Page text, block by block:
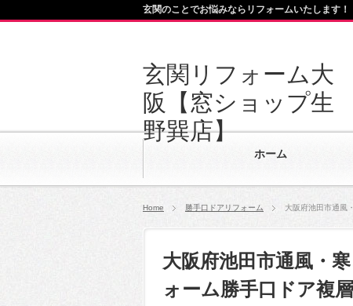
玄関リフォーム大
阪【窓ショップ生
野巽店】
ホーム
玄関のことでお悩みならリフォームいたします！
Home 勝手口ドアリフォーム 大阪府池田市通風
大阪府池田市通風・
ォーム勝手口ドア複